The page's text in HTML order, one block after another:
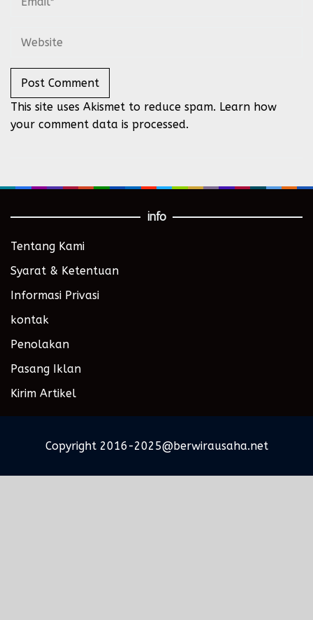
This site uses Akismet to reduce spam. Learn how
your comment data is processed.
info
Tentang Kami
Syarat & Ketentuan
Informasi Privasi
kontak
Penolakan
Pasang Iklan
Kirim Artikel
Copyright 2016-2025@berwirausaha.net